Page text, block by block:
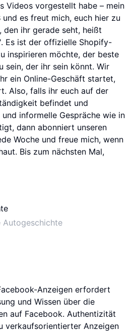
Videos vorgestellt habe – mein
und es freut mich, euch hier zu
den ihr gerade seht, heißt
Es ist der offizielle Shopify-
inspirieren möchte, der beste
sein, der ihr sein könnt. Wir
ein Online-Geschäft startet,
Also, falls ihr euch auf der
befindet und
informelle Gespräche wie in
dann abonniert unseren
Woche und freue mich, wenn
Bis zum nächsten Mal,
Autogeschichte
Anzeigen erfordert
und Wissen über die
auf Facebook. Authentizität
verkaufsorientierter Anzeigen